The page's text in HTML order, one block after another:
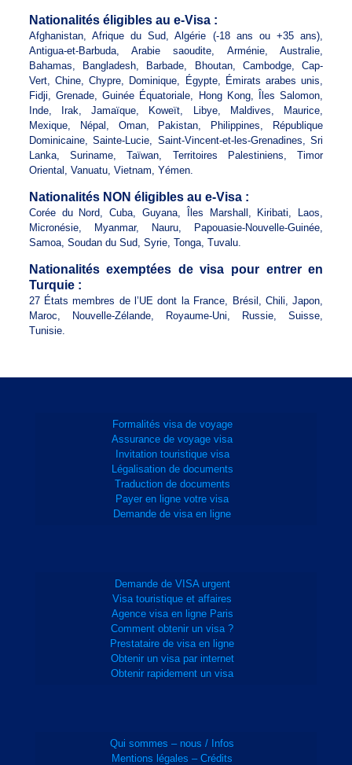
Nationalités éligibles au e-Visa :
Afghanistan, Afrique du Sud, Algérie (-18 ans ou +35 ans),
Antigua-et-Barbuda, Arabie saoudite, Arménie, Australie,
Bahamas, Bangladesh, Barbade, Bhoutan, Cambodge, Cap-
Vert, Chine, Chypre, Dominique, Égypte, Émirats arabes unis,
Fidji, Grenade, Guinée Équatoriale, Hong Kong, Îles Salomon,
Inde, Irak, Jamaïque, Koweït, Libye, Maldives, Maurice,
Mexique, Népal, Oman, Pakistan, Philippines, République
Dominicaine, Sainte-Lucie, Saint-Vincent-et-les-Grenadines, Sri
Lanka, Suriname, Taïwan, Territoires Palestiniens, Timor
Oriental, Vanuatu, Vietnam, Yémen.
Nationalités NON éligibles au e-Visa :
Corée du Nord, Cuba, Guyana, Îles Marshall, Kiribati, Laos,
Micronésie, Myanmar, Nauru, Papouasie-Nouvelle-Guinée,
Samoa, Soudan du Sud, Syrie, Tonga, Tuvalu.
Nationalités exemptées de visa pour entrer en
Turquie :
27 États membres de l’UE dont la France, Brésil, Chili, Japon,
Maroc, Nouvelle-Zélande, Royaume-Uni, Russie, Suisse,
Tunisie.
Formalités visa de voyage
Assurance de voyage visa
Invitation touristique visa
Légalisation de documents
Traduction de documents
Payer en ligne votre visa
Demande de visa en ligne
Demande de VISA urgent
Visa touristique et affaires
Agence visa en ligne Paris
Comment obtenir un visa ?
Prestataire de visa en ligne
Obtenir un visa par internet
Obtenir rapidement un visa
Qui sommes – nous / Infos
Mentions légales – Crédits